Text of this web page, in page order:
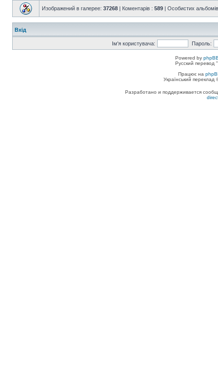
Изображений в галерее: 37268 | Коментарів : 589 | Особистих
Вхід
Ім'я користувача: Пароль:
Powered by
Русский перевод
Працює на
Український
Разработано и поддерживается